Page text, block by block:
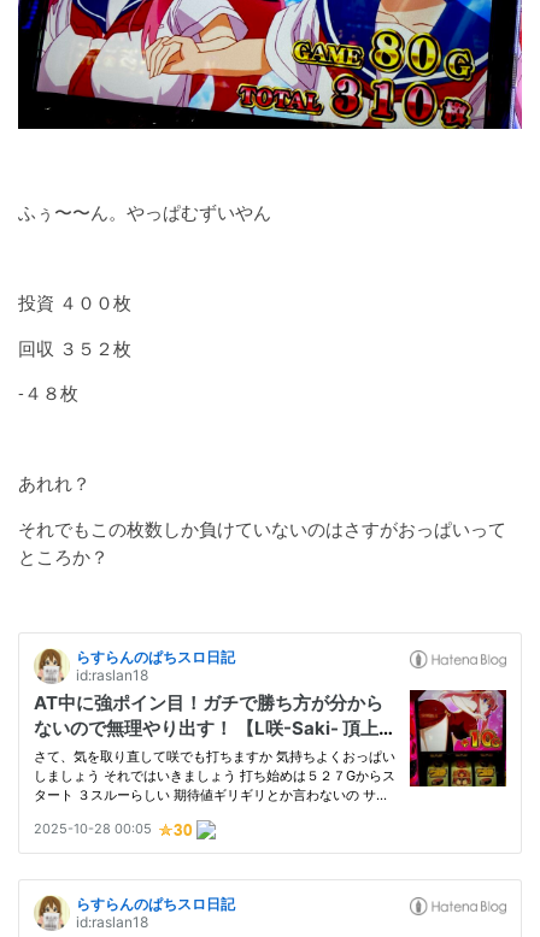
ふぅ〜〜ん。やっぱむずいやん
投資 ４００枚
回収 ３５２枚
-４８枚
あれれ？
それでもこの枚数しか負けていないのはさすがおっぱいって
ところか？